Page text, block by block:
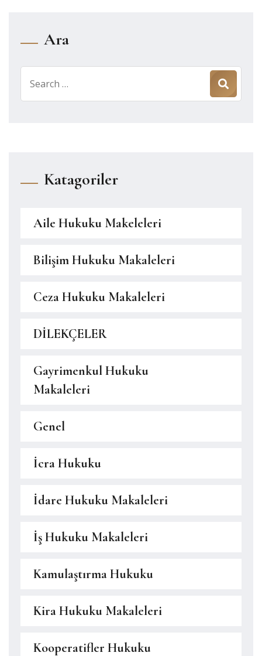
Ara
for:
Katagoriler
Aile Hukuku Makeleleri
Bilişim Hukuku Makaleleri
Ceza Hukuku Makaleleri
DİLEKÇELER
Gayrimenkul Hukuku
Makaleleri
Genel
İcra Hukuku
İdare Hukuku Makaleleri
İş Hukuku Makaleleri
Kamulaştırma Hukuku
Kira Hukuku Makaleleri
Kooperatifler Hukuku